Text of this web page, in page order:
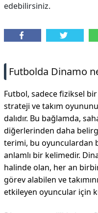
edebilirsiniz.
Futbolda Dinamo
Futbol, sadece fiziksel
strateji ve takım
dalıdır. Bu bağlamda,
diğerlerinden daha
terimi, bu oyunculardan
anlamlı bir kelimedir.
halinde olan, her an
görev alabilen ve
etkileyen oyuncular için